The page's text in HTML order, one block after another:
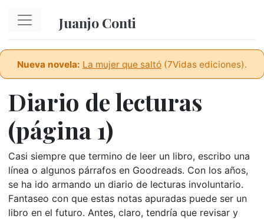
Juanjo Conti
Nueva novela: La mujer que saltó (7Vidas ediciones).
Diario de lecturas
(página 1)
Casi siempre que termino de leer un libro, escribo una
línea o algunos párrafos en Goodreads. Con los años,
se ha ido armando un diario de lecturas involuntario.
Fantaseo con que estas notas apuradas puede ser un
libro en el futuro. Antes, claro, tendría que revisar y